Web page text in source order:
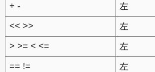
+ -
左
<< >>
左
> >= < <=
左
== !=
左